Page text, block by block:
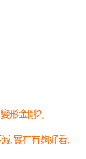
變形金剛2,
,實在有夠好看,